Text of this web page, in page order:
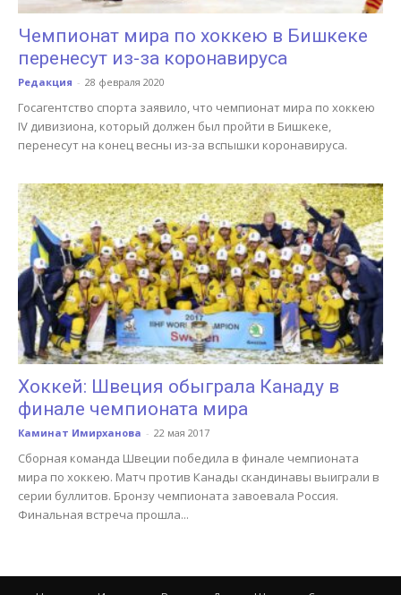
Чемпионат мира по хоккею в Бишкеке
перенесут из-за коронавируса
Редакция - 28 февраля 2020
Госагентство спорта заявило, что чемпионат мира по хоккею
IV дивизиона, который должен был пройти в Бишкеке,
перенесут на конец весны из-за вспышки коронавируса.
Хоккей: Швеция обыграла Канаду в
финале чемпионата мира
Каминат Имирханова - 22 мая 2017
Сборная команда Швеции победила в финале чемпионата
мира по хоккею. Матч против Канады скандинавы выиграли в
серии буллитов. Бронзу чемпионата завоевала Россия.
Финальная встреча прошла...